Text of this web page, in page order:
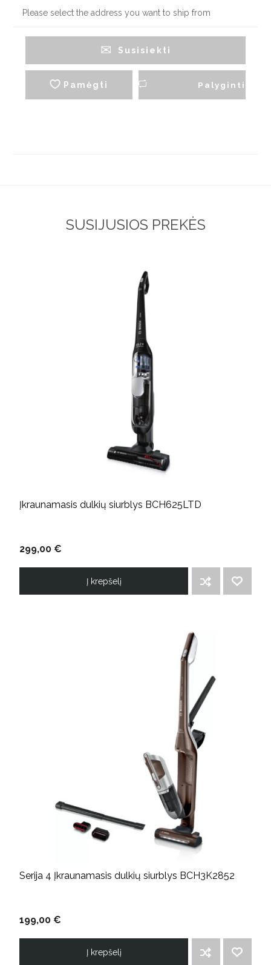
Please select the address you want to ship from
Pamėgti
Susisiekti
Palyginti
SUSIJUSIOS PREKĖS
Įkraunamasis dulkių siurblys BCH625LTD
299,00 €
Į krepšelį
Serija 4 Įkraunamasis dulkių siurblys BCH3K2852
199,00 €
Į krepšelį